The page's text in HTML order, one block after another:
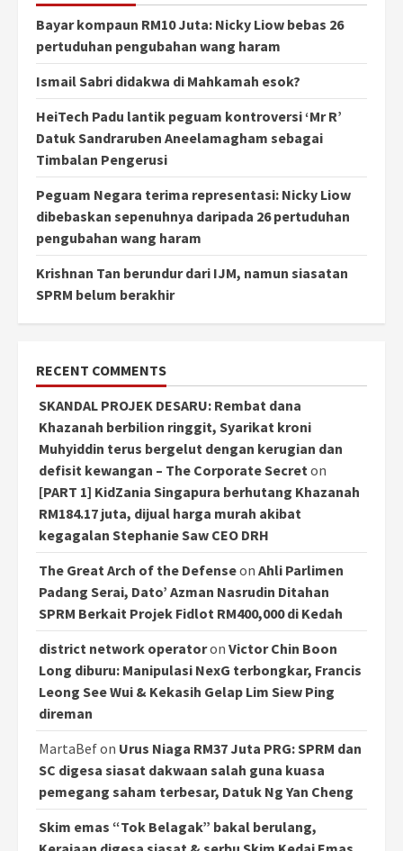
Bayar kompaun RM10 Juta: Nicky Liow bebas 26
pertuduhan pengubahan wang haram
Ismail Sabri didakwa di Mahkamah esok?
HeiTech Padu lantik peguam kontroversi ‘Mr R’
Datuk Sandraruben Aneelamagham sebagai
Timbalan Pengerusi
Peguam Negara terima representasi: Nicky Liow
dibebaskan sepenuhnya daripada 26 pertuduhan
pengubahan wang haram
Krishnan Tan berundur dari IJM, namun siasatan
SPRM belum berakhir
RECENT COMMENTS
SKANDAL PROJEK DESARU: Rembat dana
Khazanah berbilion ringgit, Syarikat kroni
Muhyiddin terus bergelut dengan kerugian dan
defisit kewangan – The Corporate Secreton
[PART 1] KidZania Singapura berhutang Khazanah
RM184.17 juta, dijual harga murah akibat
kegagalan Stephanie Saw CEO DRH
The Great Arch of the Defenseon Ahli Parlimen
Padang Serai, Dato’ Azman Nasrudin Ditahan
SPRM Berkait Projek Fidlot RM400,000 di Kedah
district network operatoron Victor Chin Boon
Long diburu: Manipulasi NexG terbongkar, Francis
Leong See Wui & Kekasih Gelap Lim Siew Ping
direman
MartaBefon Urus Niaga RM37 Juta PRG: SPRM dan
SC digesa siasat dakwaan salah guna kuasa
pemegang saham terbesar, Datuk Ng Yan Cheng
Skim emas “Tok Belagak” bakal berulang,